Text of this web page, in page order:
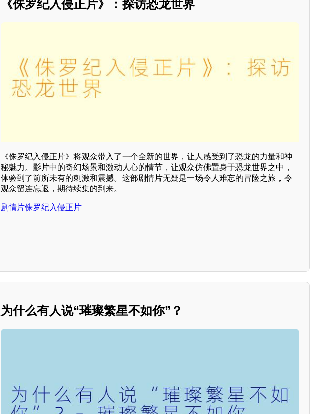
《侏罗纪入侵正片》：探访恐龙世界
《侏罗纪入侵正片》将观众带入了一个全新的世界，让人感受到了恐龙的力量和神
秘魅力。影片中的奇幻场景和激动人心的情节，让观众仿佛置身于恐龙世界之中，
体验到了前所未有的刺激和震撼。这部剧情片无疑是一场令人难忘的冒险之旅，令
观众留连忘返，期待续集的到来。
剧情片侏罗纪入侵正片
为什么有人说“璀璨繁星不如你”？